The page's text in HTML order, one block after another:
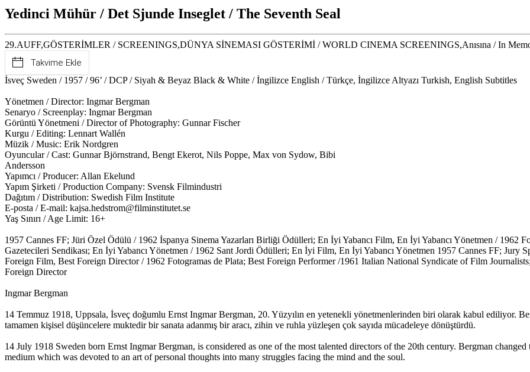
Yedinci Mühür / Det Sjunde Inseglet / The Seventh Seal
29.AUFF,GÖSTERİMLER / SCREENINGS,DÜNYA SİNEMASI GÖSTERİMİ / WORLD CINEMA SCREENINGS,Anısına / In
Takvime Ekle
İsveç Sweden / 1957 / 96’ / DCP / Siyah & Beyaz Black & White / İngilizce English / Türkçe, İngilizce Altyazı Turkish, English Subtitles
Yönetmen / Director: Ingmar Bergman
Senaryo / Screenplay: Ingmar Bergman
Görüntü Yönetmeni / Director of Photography: Gunnar Fischer
Kurgu / Editing: Lennart Wallén
Müzik / Music: Erik Nordgren
Oyuncular / Cast: Gunnar Björnstrand, Bengt Ekerot, Nils Poppe, Max von Sydow, Bibi
Andersson
Yapımcı / Producer: Allan Ekelund
Yapım Şirketi / Production Company: Svensk Filmindustri
Dağıtım / Distribution: Swedish Film Institute
E-posta / E-mail: kajsa.hedstrom@filminstitutet.se
Yaş Sınırı / Age Limit: 16+
1957 Cannes FF; Jüri Özel Ödülü / 1962 İspanya Sinema Yazarları Birliği Ödülleri; En İyi Yabancı Film, En İyi Yabancı Yönetmen / 1962
Gazetecileri Sendikası; En İyi Yabancı Yönetmen / 1962 Sant Jordi Ödülleri; En İyi Film, En İyi Yabancı Yönetmen 1957 Cannes FF; Jury
Foreign Film, Best Foreign Director / 1962 Fotogramas de Plata; Best Foreign Performer /1961 Italian National Syndicate of Film
Foreign Director
Ingmar Bergman
14 Temmuz 1918, Uppsala, İsveç doğumlu Ernst Ingmar Bergman, 20. Yüzyılın en yetenekli yönetmenlerinden biri olarak kabul ediliyor.
tamamen kişisel düşüncelere muktedir bir sanata adanmış bir aracı, zihin ve ruhla yüzleşen çok sayıda mücadeleye dönüştürdü.
14 July 1918 Sweden born Ernst Ingmar Bergman, is considered as one of the most talented directors of the 20th century. Bergman
medium which was devoted to an art of personal thoughts into many struggles facing the mind and the soul.